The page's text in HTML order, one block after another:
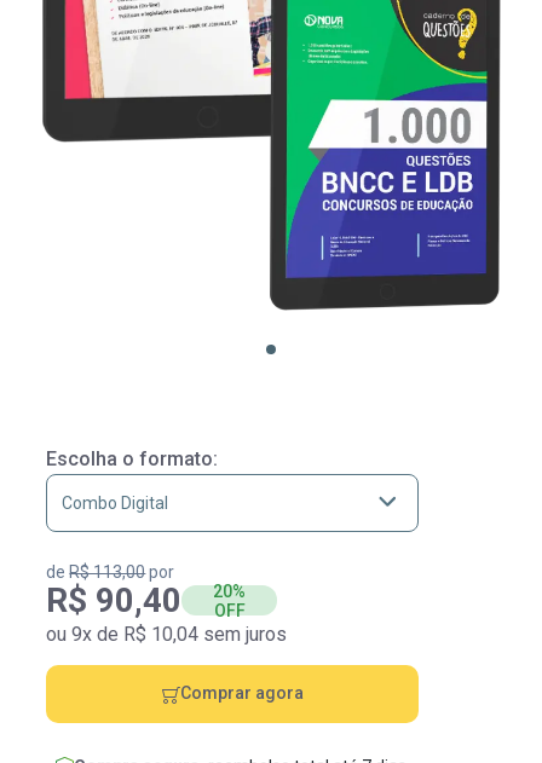
Escolha o formato:
deR$ 113,00por
R$ 90,40
20%
OFF
ou 9x de R$ 10,04 sem juros
Comprar agora